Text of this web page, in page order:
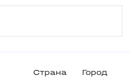
Страна Город